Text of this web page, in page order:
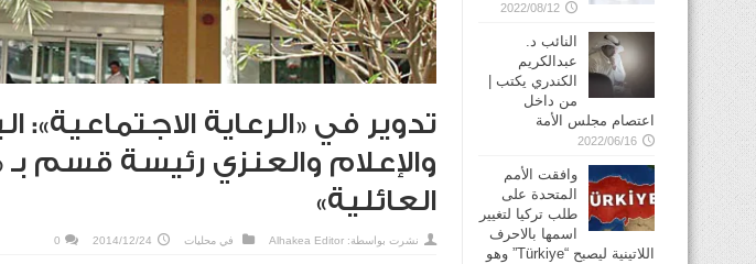
تدوير في «الرعاية
والإعلام والعنزي رئيسة قسم بـ
العائلية»
نشرت بواسطة: Alhakea Editor في محليات 2014/12/24
0
2022/08/12
النائب د.
عبدالكريم
الكندري يكتب |
من داخل
اعتصام مجلس الأمة
2022/06/16
وافقت الأمم
المتحدة على
طلب تركيا لتغيير
اسمها بالاحرف
اللاتينية ليصبح “Türkiye” وهو